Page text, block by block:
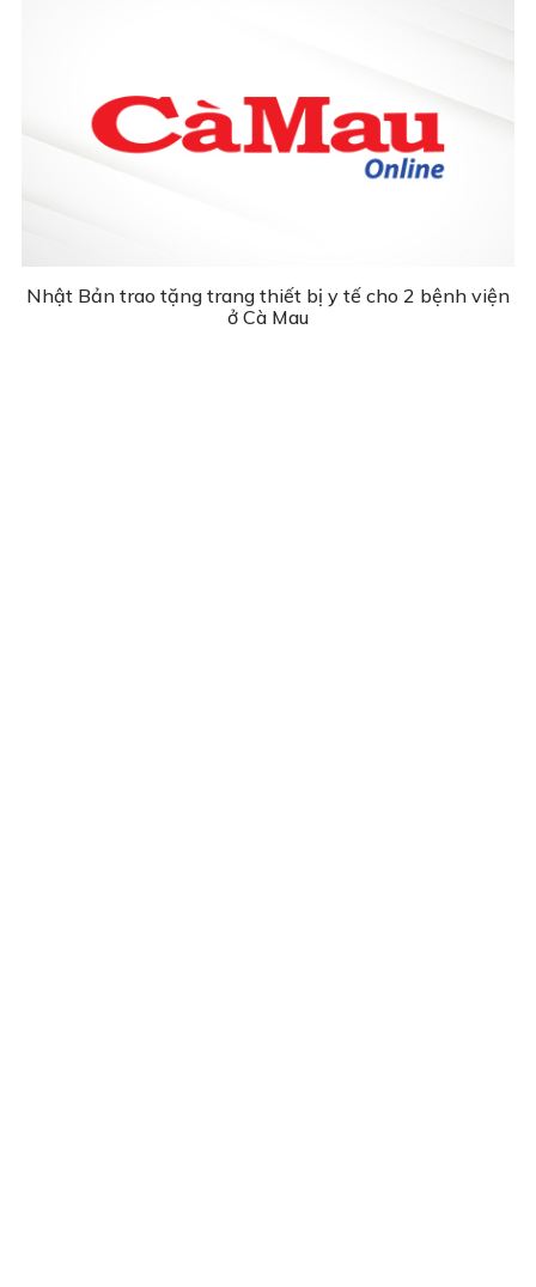
Nhật Bản trao tặng trang thiết bị y tế cho 2 bệnh viện
ở Cà Mau